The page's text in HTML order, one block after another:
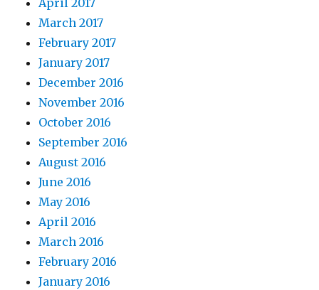
April 2017
March 2017
February 2017
January 2017
December 2016
November 2016
October 2016
September 2016
August 2016
June 2016
May 2016
April 2016
March 2016
February 2016
January 2016